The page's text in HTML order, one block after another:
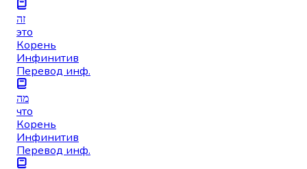
זה
это
Корень
Инфинитив
Перевод инф.
מה
что
Корень
Инфинитив
Перевод инф.